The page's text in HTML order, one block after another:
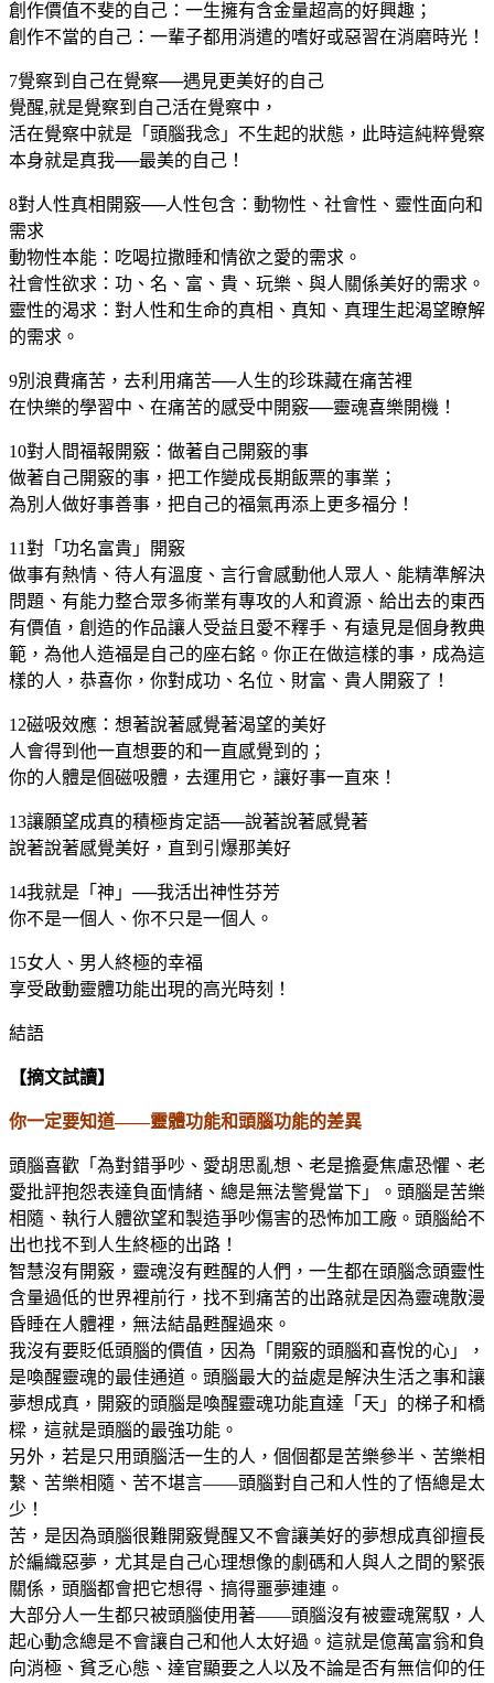
創作價值不斐的自己：一生擁有含金量超高的好興趣；
創作不當的自己：一輩子都用消遣的嗜好或惡習在消磨時光！
7覺察到自己在覺察──遇見更美好的自己
覺醒,就是覺察到自己活在覺察中，
活在覺察中就是「頭腦我念」不生起的狀態，此時這純粹覺察
本身就是真我──最美的自己！
8對人性真相開竅──人性包含：動物性、社會性、靈性面向和
需求
動物性本能：吃喝拉撒睡和情欲之愛的需求。
社會性欲求：功、名、富、貴、玩樂、與人關係美好的需求。
靈性的渴求：對人性和生命的真相、真知、真理生起渴望瞭解
的需求。
9別浪費痛苦，去利用痛苦──人生的珍珠藏在痛苦裡
在快樂的學習中、在痛苦的感受中開竅──靈魂喜樂開機！
10對人間福報開竅：做著自己開竅的事
做著自己開竅的事，把工作變成長期飯票的事業；
為別人做好事善事，把自己的福氣再添上更多福分！
11對「功名富貴」開竅
做事有熱情、待人有溫度、言行會感動他人眾人、能精準解決
問題、有能力整合眾多術業有專攻的人和資源、給出去的東西
有價值，創造的作品讓人受益且愛不釋手、有遠見是個身教典
範，為他人造福是自己的座右銘。你正在做這樣的事，成為這
樣的人，恭喜你，你對成功、名位、財富、貴人開竅了！
12磁吸效應：想著說著感覺著渴望的美好
人會得到他一直想要的和一直感覺到的；
你的人體是個磁吸體，去運用它，讓好事一直來！
13讓願望成真的積極肯定語──說著說著感覺著
說著說著感覺美好，直到引爆那美好
14我就是「神」──我活出神性芬芳
你不是一個人、你不只是一個人。
15女人、男人終極的幸福
享受啟動靈體功能出現的高光時刻！
結語
【摘文試讀】
你一定要知道——靈體功能和頭腦功能的差異
頭腦喜歡「為對錯爭吵、愛胡思亂想、老是擔憂焦慮恐懼、老
愛批評抱怨表達負面情緒、總是無法警覺當下」。頭腦是苦樂
相隨、執行人體欲望和製造爭吵傷害的恐怖加工廠。頭腦給不
出也找不到人生終極的出路！
智慧沒有開竅，靈魂沒有甦醒的人們，一生都在頭腦念頭靈性
含量過低的世界裡前行，找不到痛苦的出路就是因為靈魂散漫
昏睡在人體裡，無法結晶甦醒過來。
我沒有要貶低頭腦的價值，因為「開竅的頭腦和喜悅的心」，
是喚醒靈魂的最佳通道。頭腦最大的益處是解決生活之事和讓
夢想成真，開竅的頭腦是喚醒靈魂功能直達「天」的梯子和橋
樑，這就是頭腦的最強功能。
另外，若是只用頭腦活一生的人，個個都是苦樂參半、苦樂相
繫、苦樂相隨、苦不堪言——頭腦對自己和人性的了悟總是太
少！
苦，是因為頭腦很難開竅覺醒又不會讓美好的夢想成真卻擅長
於編織惡夢，尤其是自己心理想像的劇碼和人與人之間的緊張
關係，頭腦都會把它想得、搞得噩夢連連。
大部分人一生都只被頭腦使用著——頭腦沒有被靈魂駕馭，人
起心動念總是不會讓自己和他人太好過。這就是億萬富翁和負
向消極、貧乏心態、達官顯要之人以及不論是否有無信仰的任